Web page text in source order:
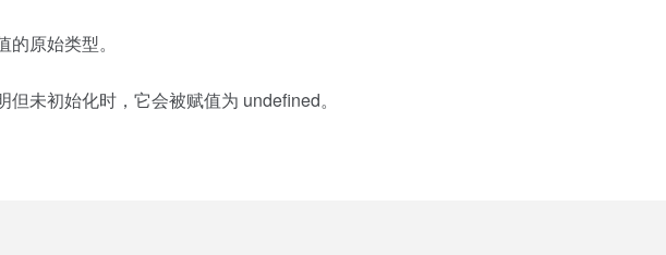
原始类型。
未初始化时，它会被赋值为 undefined。